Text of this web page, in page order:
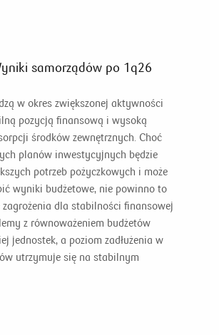
samorządów po 1q26
w okres zwiększonej aktywności
pozycją finansową i wysoką
środków zewnętrznych. Choć
planów inwestycyjnych będzie
potrzeb pożyczkowych i może
wyniki budżetowe, nie powinno to
dla stabilności finansowej
z równoważeniem budżetów
jednostek, a poziom zadłużenia w
utrzymuje się na stabilnym